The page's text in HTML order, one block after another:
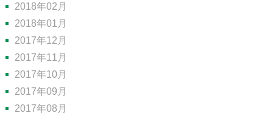
2018年02月
2018年01月
2017年12月
2017年11月
2017年10月
2017年09月
2017年08月